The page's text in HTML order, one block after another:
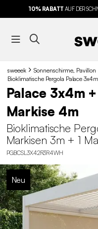
10% RABATT AUF DER
sweeek Sonnenschirme, Pavillon
Bioklimatische Pergola Palace
Palace 3x4m
Markise 4m
Bioklimatische
Markisen 3m + 1
PGBCSL3X42R3R4WH
Neu